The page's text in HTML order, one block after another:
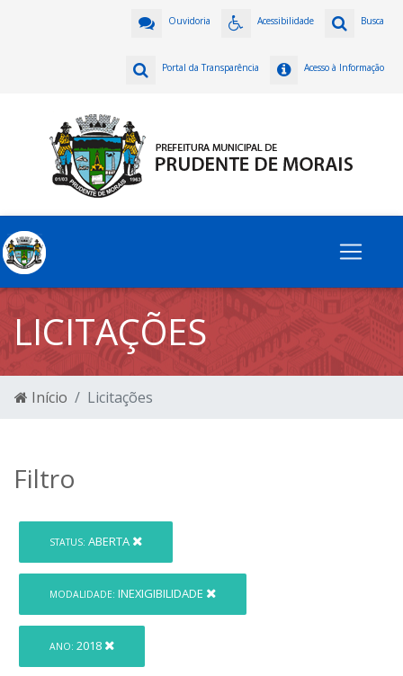
Busca
Acessibilidade
Ouvidoria
Acesso à Informação
Portal da Transparência
LICITAÇÕES
Início Licitações
Filtro
STATUS: ABERTA
MODALIDADE: INEXIGIBILIDADE
ANO: 2018